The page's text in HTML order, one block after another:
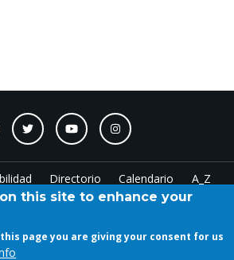
Directorio Calendario A_Z
Log in
this site to enhance your
page you are giving your consent for us